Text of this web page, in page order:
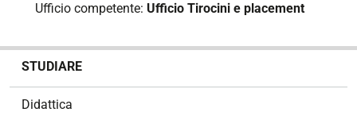
Ufficio competente: Ufficio Tirocini e placement
STUDIARE
Didattica